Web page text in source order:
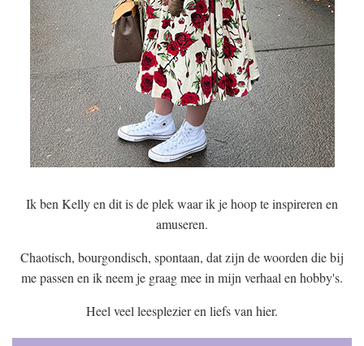
Ik ben Kelly en dit is de plek waar ik je hoop te inspireren en
amuseren.
Chaotisch, bourgondisch, spontaan, dat zijn de woorden die bij
me passen en ik neem je graag mee in mijn verhaal en hobby's.
Heel veel leesplezier en liefs van hier.